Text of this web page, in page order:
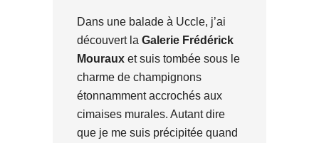
Dans une balade à Uccle, j’ai
découvert la Galerie Frédérick
Mouraux et suis tombée sous le
charme de champignons
étonnamment accrochés aux
cimaises murales. Autant dire
que je me suis précipitée quand